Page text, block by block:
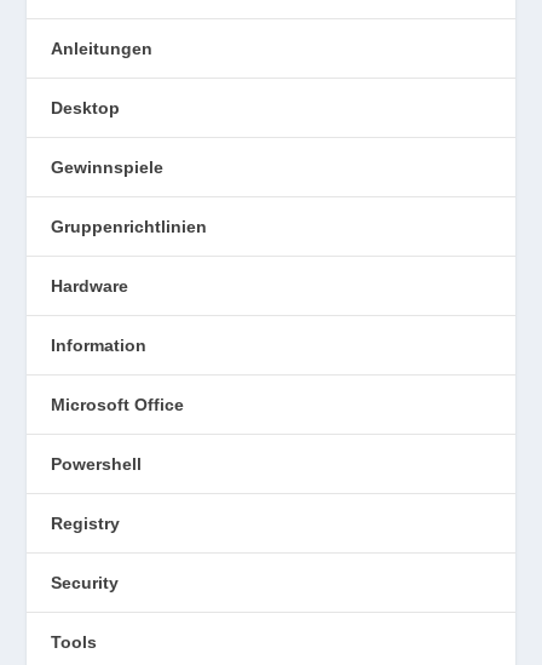
Anleitungen
Desktop
Gewinnspiele
Gruppenrichtlinien
Hardware
Information
Microsoft Office
Powershell
Registry
Security
Tools